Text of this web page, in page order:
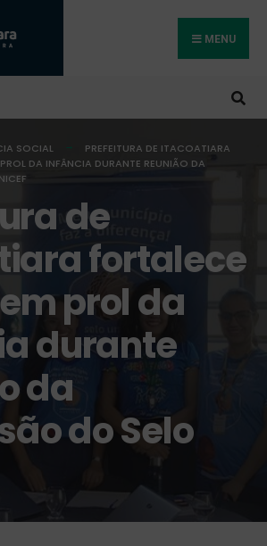
MENU
SOCIAL
PREFEITURA DE ITACOATIARA
DA INFÂNCIA DURANTE REUNIÃO DA
de
fortalece
prol da
durante
da
do Selo